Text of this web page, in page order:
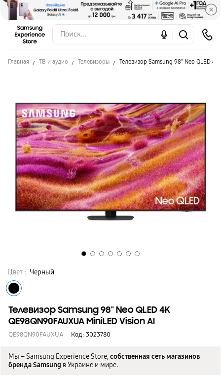
Главная ТВ и аудио Телевизоры Телевизор Samsung 98" Neo QLED
Цвет : Черный
Телевизор Samsung 98" Neo QLED 4K
QE98QN90FAUXUA MiniLED Vision AI
QE98QN90FAUXUA Код: 3023780
Мы – Samsung Experience Store,собственная сеть магазинов
бренда Samsung в Украине и мире.